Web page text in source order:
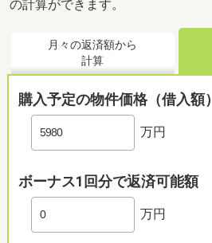
の計算ができます。
月々の返済額から
計算
購入予定の物件価格（借入額）
万円
ボーナス1回分で返済可能額
万円